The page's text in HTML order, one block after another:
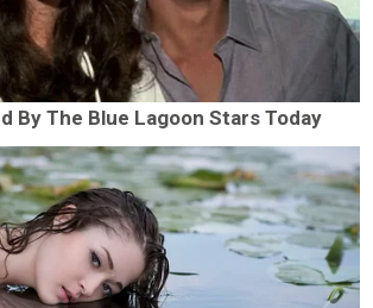
By The Blue Lagoon Stars Today